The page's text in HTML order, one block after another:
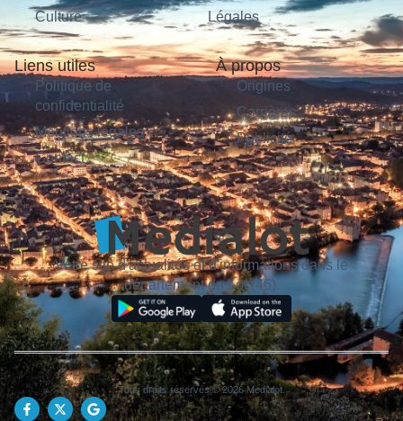
Culture
Légales
Liens utiles
Politique de
confidentialité
Mentions légales
Contact
À propos
Origines
Carrières
Publicité
Votre site d'actualités et d'informations dans le
département du Lot (46).
Tous droits réservés © 2026 Medialot.